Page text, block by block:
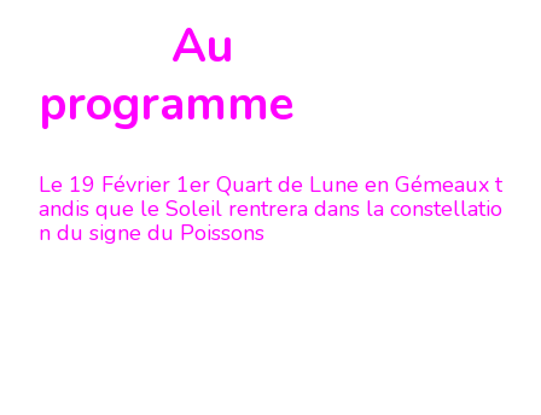
Au
programme
Le 19 Février 1er Quart de Lune en Gémeaux t
andis que le Soleil rentrera dans la constellatio
n du signe du Poissons